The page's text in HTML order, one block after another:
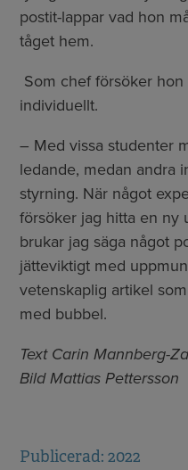
postit-lappar vad hon
tåget hem.
Som chef försöker
individuellt.
– Med vissa studenter
ledande, medan andra
styrning. När något
försöker jag hitta en ny
brukar jag säga något
jätteviktigt med
vetenskaplig artikel
med bubbel.
Text Carin Mannberg-
Bild Mattias Pettersson
Publicerad: 2022